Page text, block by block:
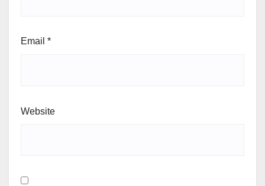
Email *
Website